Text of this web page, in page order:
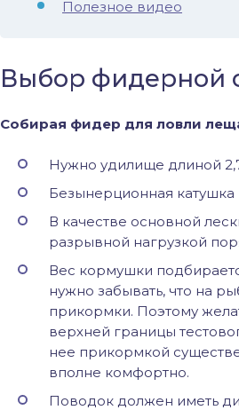
Полезное видео
Выбор фидерной
Собирая фидер для ловли
Нужно удилище длиной
Безынерционная
В качестве основной
разрывной нагрузкой
Вес кормушки
нужно забывать, что на
прикормки. Поэтому
верхней границы
нее прикормкой
вполне комфортно.
Поводок должен иметь